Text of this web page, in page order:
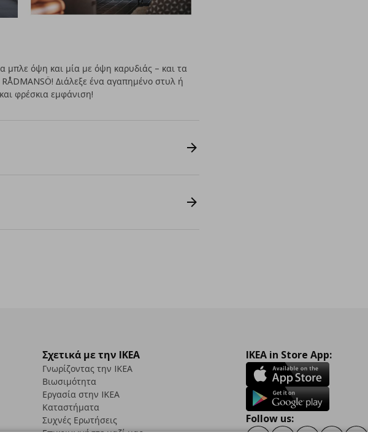
μπλε όψη και μία με όψη καρυδιάς – και τα
Διάλεξε ένα αγαπημένο στυλ ή
φρέσκια εμφάνιση!
Σχετικά με την IKEA
Γνωρίζοντας την IKEA
Βιωσιμότητα
Εργασία στην IKEA
Καταστήματα
Συχνές Ερωτήσεις
IKEA in Store App:
Follow us: